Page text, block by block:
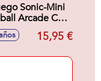
Sonic-Mini
Arcade Con
22x15x22
15,95 €